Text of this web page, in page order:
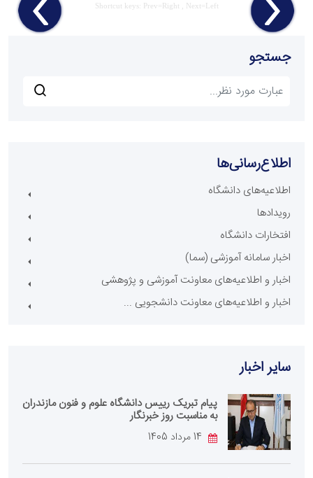
Shortcut keys: Prev=Right , Next=Left
جستجو
اطلاع‌رسانی‌ها
اطلاعیه‌های دانشگاه
رویدادها
افتخارات دانشگاه
اخبار سامانه آموزشی (سما)
اخبار و اطلاعیه‌های معاونت آموزشی و پژوهشی
اخبار و اطلاعیه‌های معاونت دانشجویی ...
سایر اخبار
پیام تبریک رییس دانشگاه علوم و فنون مازندران
به مناسبت روز خبرنگار